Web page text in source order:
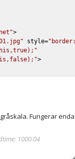
>
style=
>
Fungerar
1000.04